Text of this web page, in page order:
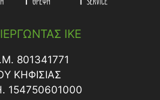
ΑΝΤΛΙΕΣ
ΙΚΕ
801341771
ΚΗΦΙΣΙΑΣ
154750601000